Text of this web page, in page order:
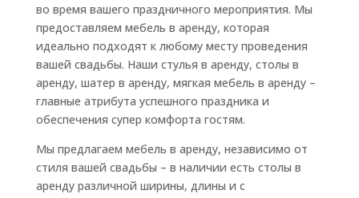
во время вашего праздничного мероприятия. Мы
предоставляем мебель в аренду, которая
идеально подходят к любому месту проведения
вашей свадьбы. Наши стулья в аренду, столы в
аренду, шатер в аренду, мягкая мебель в аренду –
главные атрибута успешного праздника и
обеспечения супер комфорта гостям.
Мы предлагаем мебель в аренду, независимо от
стиля вашей свадьбы – в наличии есть столы в
аренду различной ширины, длины и с